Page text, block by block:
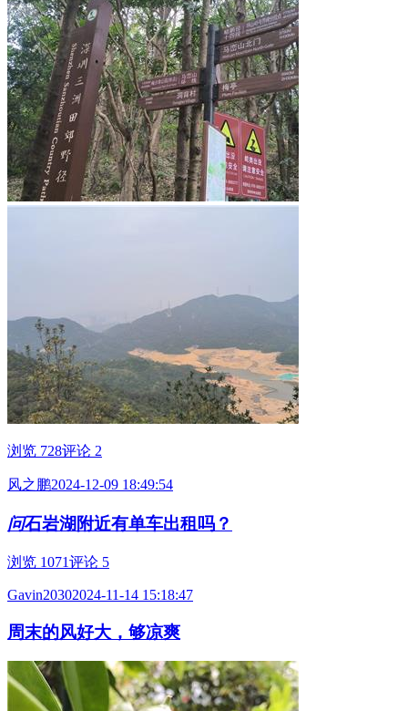
浏览 728评论 2
风之鹏2024-12-09 18:49:54
问石岩湖附近有单车出租吗？
浏览 1071评论 5
Gavin20302024-11-14 15:18:47
周末的风好大，够凉爽